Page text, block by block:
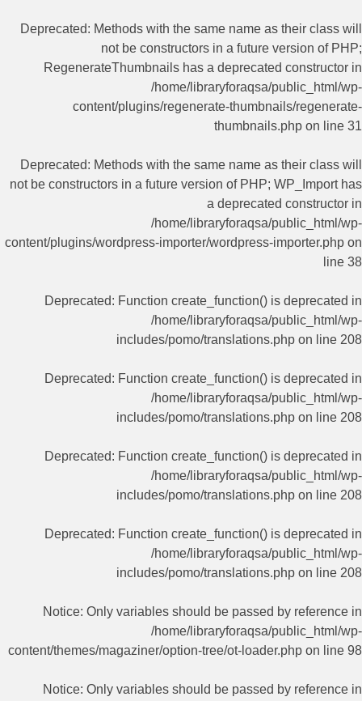
Deprecated: Methods with the same name as their class will
not be constructors in a future version of PHP;
RegenerateThumbnails has a deprecated constructor in
/home/libraryforaqsa/public_html/wp-
content/plugins/regenerate-thumbnails/regenerate-
thumbnails.php on line 31
Deprecated: Methods with the same name as their class will
not be constructors in a future version of PHP; WP_Import has
a deprecated constructor in
/home/libraryforaqsa/public_html/wp-
content/plugins/wordpress-importer/wordpress-importer.php on
line 38
Deprecated: Function create_function() is deprecated in
/home/libraryforaqsa/public_html/wp-
includes/pomo/translations.php on line 208
Deprecated: Function create_function() is deprecated in
/home/libraryforaqsa/public_html/wp-
includes/pomo/translations.php on line 208
Deprecated: Function create_function() is deprecated in
/home/libraryforaqsa/public_html/wp-
includes/pomo/translations.php on line 208
Deprecated: Function create_function() is deprecated in
/home/libraryforaqsa/public_html/wp-
includes/pomo/translations.php on line 208
Notice: Only variables should be passed by reference in
/home/libraryforaqsa/public_html/wp-
content/themes/magaziner/option-tree/ot-loader.php on line 98
Notice: Only variables should be passed by reference in